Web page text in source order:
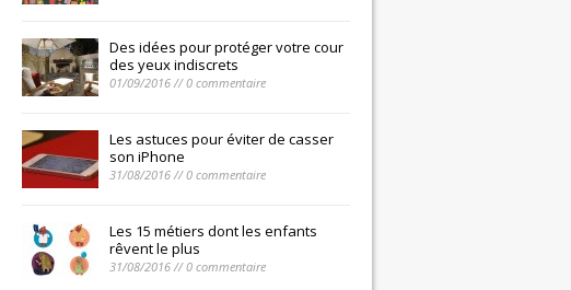
Des idées pour protéger votre cour
des yeux indiscrets
01/09/2016 // 0 commentaire
Les astuces pour éviter de casser
son iPhone
31/08/2016 // 0 commentaire
Les 15 métiers dont les enfants
rêvent le plus
31/08/2016 // 0 commentaire